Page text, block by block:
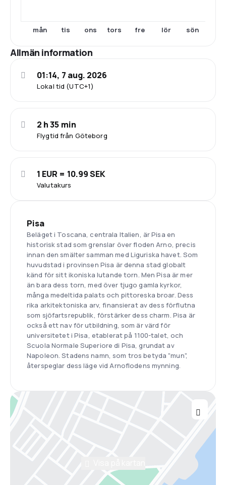
mån tis ons tors fre lör sön
Allmän information
Lokal tid (UTC+1)
01:14, 7 aug. 2026
Flygtid från Göteborg
2 h 35 min
Valutakurs
1 EUR = 10.99 SEK
Pisa
Beläget i Toscana, centrala Italien, är Pisa en
historisk stad som grenslar över floden Arno, precis
innan den smälter samman med Liguriska havet. Som
huvudstad i provinsen Pisa är denna stad globalt
känd för sitt ikoniska lutande torn. Men Pisa är mer
än bara dess torn, med över tjugo gamla kyrkor,
många medeltida palats och pittoreska broar. Dess
rika arkitektoniska arv, finansierat av dess förflutna
som sjöfartsrepublik, förstärker dess charm. Pisa är
också ett nav för utbildning, som är värd för
universitetet i Pisa, etablerat på 1100-talet, och
Scuola Normale Superiore di Pisa, grundat av
Napoleon. Stadens namn, som tros betyda "mun",
återspeglar dess läge vid Arnoflodens mynning.